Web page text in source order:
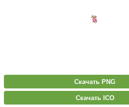
Скачать PNG
Скачать ICO